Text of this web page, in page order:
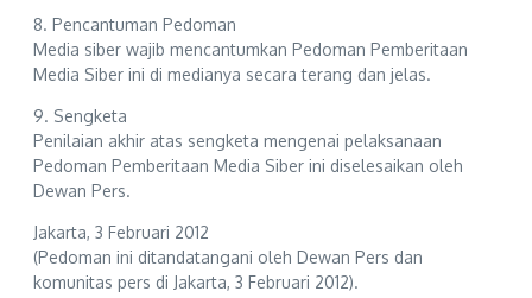
8. Pencantuman Pedoman
Media siber wajib mencantumkan Pedoman Pemberitaan
Media Siber ini di medianya secara terang dan jelas.
9. Sengketa
Penilaian akhir atas sengketa mengenai pelaksanaan
Pedoman Pemberitaan Media Siber ini diselesaikan oleh
Dewan Pers.
Jakarta, 3 Februari 2012
(Pedoman ini ditandatangani oleh Dewan Pers dan
komunitas pers di Jakarta, 3 Februari 2012).